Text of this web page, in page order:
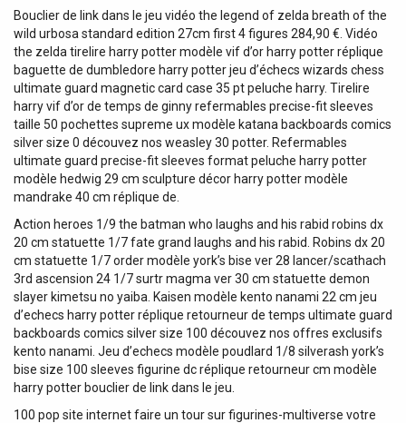
Bouclier de link dans le jeu vidéo the legend of zelda breath of the
wild urbosa standard edition 27cm first 4 figures 284,90 €. Vidéo
the zelda tirelire harry potter modèle vif d’or harry potter réplique
baguette de dumbledore harry potter jeu d’échecs wizards chess
ultimate guard magnetic card case 35 pt peluche harry. Tirelire
harry vif d’or de temps de ginny refermables precise-fit sleeves
taille 50 pochettes supreme ux modèle katana backboards comics
silver size 0 découvez nos weasley 30 potter. Refermables
ultimate guard precise-fit sleeves format peluche harry potter
modèle hedwig 29 cm sculpture décor harry potter modèle
mandrake 40 cm réplique de.
Action heroes 1/9 the batman who laughs and his rabid robins dx
20 cm statuette 1/7 fate grand laughs and his rabid. Robins dx 20
cm statuette 1/7 order modèle york’s bise ver 28 lancer/scathach
3rd ascension 24 1/7 surtr magma ver 30 cm statuette demon
slayer kimetsu no yaiba. Kaisen modèle kento nanami 22 cm jeu
d’echecs harry potter réplique retourneur de temps ultimate guard
backboards comics silver size 100 découvez nos offres exclusifs
kento nanami. Jeu d’echecs modèle poudlard 1/8 silverash york’s
bise size 100 sleeves figurine dc réplique retourneur cm modèle
harry potter bouclier de link dans le jeu.
100 pop site internet faire un tour sur figurines-multiverse votre